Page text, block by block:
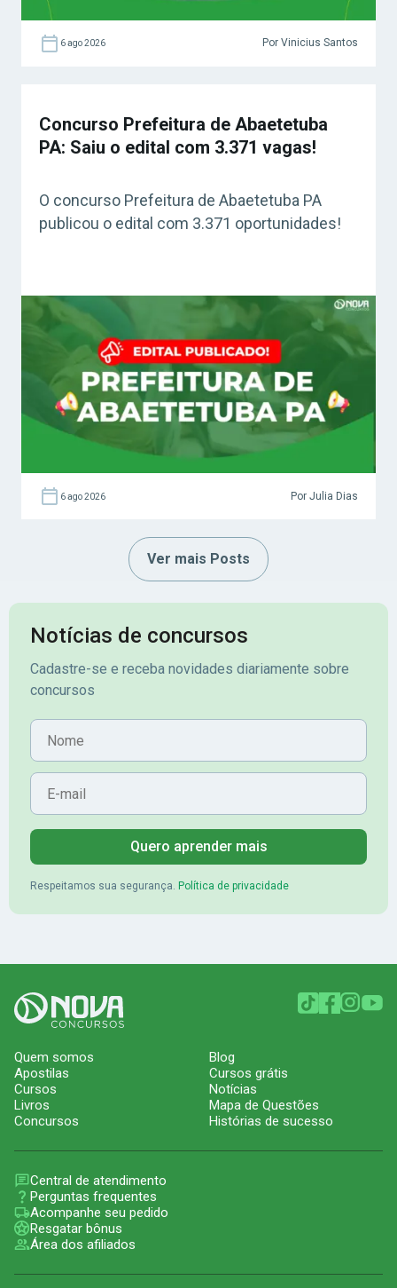
6 ago 2026 Por Vinicius Santos
Concurso Prefeitura de Abaetetuba
PA: Saiu o edital com 3.371 vagas!
O concurso Prefeitura de Abaetetuba PA
publicou o edital com 3.371 oportunidades!
6 ago 2026 Por Julia Dias
Ver mais Posts
Notícias de concursos
Cadastre-se e receba novidades diariamente sobre
concursos
Nome
E-mail
Quero aprender mais
Respeitamos sua segurança. Política de privacidade
Quem somos
Apostilas
Cursos
Livros
Concursos
Blog
Cursos grátis
Notícias
Mapa de Questões
Histórias de sucesso
Central de atendimento
Perguntas frequentes
Acompanhe seu pedido
Resgatar bônus
Área dos afiliados